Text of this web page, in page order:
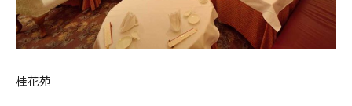
桂花苑